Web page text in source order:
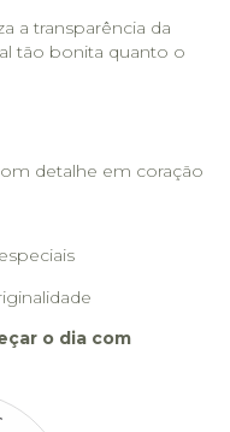
a transparência da
tão bonita quanto o
detalhe em coração
o dia com